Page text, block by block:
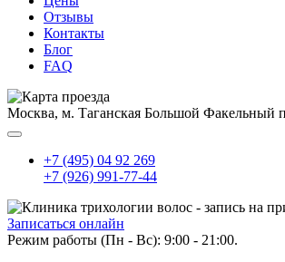
Отзывы
Контакты
Блог
FAQ
Москва, м. Таганская Большой Факельный
+7 (495) 04 92 269
+7 (926) 991-77-44
Записаться онлайн
Режим работы (Пн - Вс): 9:00 - 21:00.